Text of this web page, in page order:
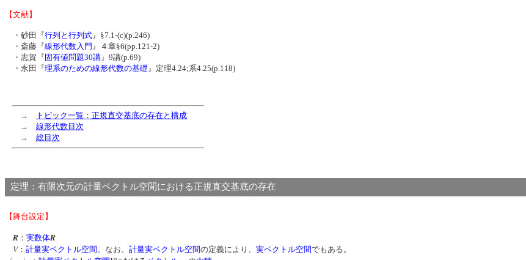
【文献】
・砂田『行列と行列式 』§7.1-(c)(p.246)
・斎藤『線形代数入門 』４章§6(pp.121-2)
・志賀『 固有値問題30講 』9講(p.69)
・永田『理系のための線形代数の基礎 』定理4.24;系4.25(p.118)
→
トピック一覧：正規直交基底の存在と構成
→ 線形代数目次
→ 総目次
定理：有限次元の計量ベクトル空間における正規直交基底の存在
【舞台設定】
R ： 実数体R
V： 計量実ベクトル空間 。なお、 計量実ベクトル空間の定義により、 実ベクトル空間でもある。